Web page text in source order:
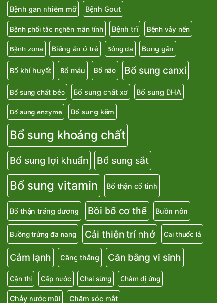
Bệnh gan nhiễm mỡ Bệnh Gout
Bệnh phổi tắc nghẽn mãn tính Bệnh trĩ Bệnh vảy nến
Bệnh zona Biếng ăn ở trẻ Bỏng da Bong gân
Bổ khí huyết Bổ máu Bổ não Bổ sung canxi
Bổ sung chất béo Bổ sung chất xơ Bổ sung DHA
Bổ sung enzyme Bổ sung kẽm
Bổ sung khoáng chất
Bổ sung lợi khuẩn Bổ sung sắt
Bổ sung vitamin Bổ thận cố tinh
Bổ thận tráng dương Bồi bổ cơ thể Buồn nôn
Buồng trứng đa nang Cải thiện trí nhớ Cai thuốc lá
Cảm lạnh Căng thẳng Cân bằng vi sinh
Cận thị Cấp nước Chai sừng Chàm dị ứng
Chảy nước mũi Chăm sóc mắt